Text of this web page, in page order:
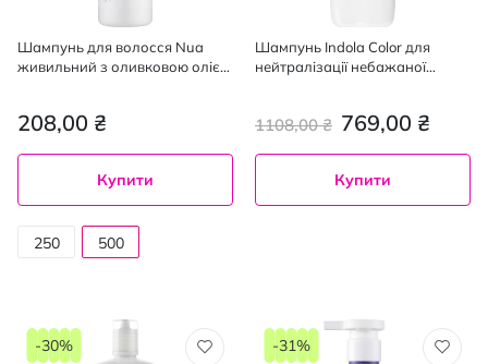
Шампунь для волосся Nua
живильний з оливковою олією
208,00 ₴
Купити
250
500
Шампунь Indola Color для
нейтралізації небажаної
769,00 ₴
1108,00 ₴
Купити
-30% -31%